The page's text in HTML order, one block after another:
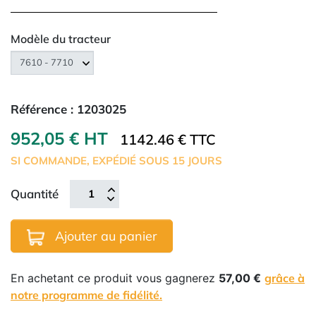
Modèle du tracteur
Référence : 1203025
952,05 € HT 1142.46 € TTC
SI COMMANDE, EXPÉDIÉ SOUS 15 JOURS
Quantité
Ajouter au panier
En achetant ce produit vous gagnerez 57,00 € grâce à
notre programme de fidélité.